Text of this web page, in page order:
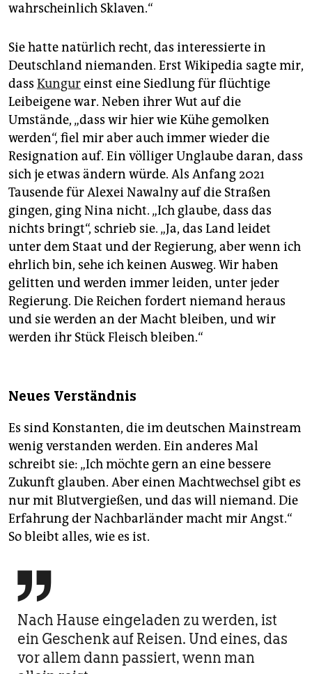
wahrscheinlich Sklaven.“
Sie hatte natürlich recht, das interessierte in
Deutschland niemanden. Erst Wikipedia sagte mir,
dass Kungureinst eine Siedlung für flüchtige
Leibeigene war. Neben ihrer Wut auf die
Umstände, „dass wir hier wie Kühe gemolken
werden“, fiel mir aber auch immer wieder die
Resignation auf. Ein völliger Unglaube daran, dass
sich je etwas ändern würde. Als Anfang 2021
Tausende für Alexei Nawalny auf die Straßen
gingen, ging Nina nicht. „Ich glaube, dass das
nichts bringt“, schrieb sie. „Ja, das Land leidet
unter dem Staat und der Regierung, aber wenn ich
ehrlich bin, sehe ich keinen Ausweg. Wir haben
gelitten und werden immer leiden, unter jeder
Regierung. Die Reichen fordert niemand heraus
und sie werden an der Macht bleiben, und wir
werden ihr Stück Fleisch bleiben.“
Neues Verständnis
Es sind Konstanten, die im deutschen Mainstream
wenig verstanden werden. Ein anderes Mal
schreibt sie: „Ich möchte gern an eine bessere
Zukunft glauben. Aber einen Machtwechsel gibt es
nur mit Blutvergießen, und das will niemand. Die
Erfahrung der Nachbarländer macht mir Angst.“
So bleibt alles, wie es ist.

Nach Hause eingeladen zu werden, ist
ein Geschenk auf Reisen. Und eines, das
vor allem dann passiert, wenn man